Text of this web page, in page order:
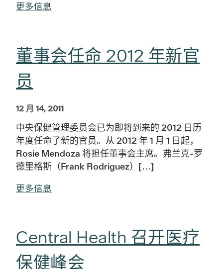
更多信息
董事会任命 2012 年新官
员
12 月 14, 2011
中央保健管理委员会已为即将到来的 2012 日历
年度任命了新的官员。从 2012 年 1 月 1 日起，
Rosie Mendoza 将担任董事会主席。弗兰克-罗
德里格斯（Frank Rodriguez）[...]
更多信息
Central Health 召开医疗
保健峰会